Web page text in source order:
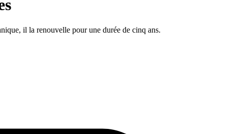
il la renouvelle pour une durée de cinq ans.